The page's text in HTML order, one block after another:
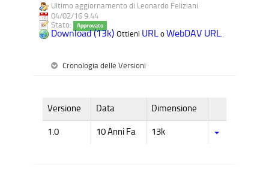
Ultimo aggiornamento di Leonardo Feliziani
04/02/16 9.44
Stato:
Approvato
Download (13k) Ottieni URL o WebDAV URL.
Cronologia delle Versioni
Versione Data Dimensione
1.0 10 Anni Fa 13k